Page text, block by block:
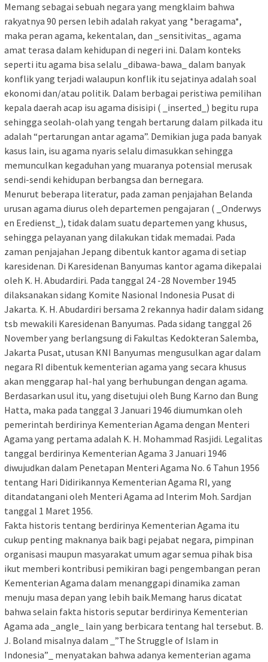
Memang sebagai sebuah negara yang mengklaim bahwa
rakyatnya 90 persen lebih adalah rakyat yang *beragama*,
maka peran agama, kekentalan, dan _sensitivitas_ agama
amat terasa dalam kehidupan di negeri ini. Dalam konteks
seperti itu agama bisa selalu _dibawa-bawa_ dalam banyak
konflik yang terjadi walaupun konflik itu sejatinya adalah soal
ekonomi dan/atau politik. Dalam berbagai peristiwa pemilihan
kepala daerah acap isu agama disisipi ( _inserted_) begitu rupa
sehingga seolah-olah yang tengah bertarung dalam pilkada itu
adalah “pertarungan antar agama”. Demikian juga pada banyak
kasus lain, isu agama nyaris selalu dimasukkan sehingga
memunculkan kegaduhan yang muaranya potensial merusak
sendi-sendi kehidupan berbangsa dan bernegara.
Menurut beberapa literatur, pada zaman penjajahan Belanda
urusan agama diurus oleh departemen pengajaran ( _Onderwys
en Eredienst_), tidak dalam suatu departemen yang khusus,
sehingga pelayanan yang dilakukan tidak memadai. Pada
zaman penjajahan Jepang dibentuk kantor agama di setiap
karesidenan. Di Karesidenan Banyumas kantor agama dikepalai
oleh K. H. Abudardiri. Pada tanggal 24 -28 November 1945
dilaksanakan sidang Komite Nasional Indonesia Pusat di
Jakarta. K. H. Abudardiri bersama 2 rekannya hadir dalam sidang
tsb mewakili Karesidenan Banyumas. Pada sidang tanggal 26
November yang berlangsung di Fakultas Kedokteran Salemba,
Jakarta Pusat, utusan KNI Banyumas mengusulkan agar dalam
negara RI dibentuk kementerian agama yang secara khusus
akan menggarap hal-hal yang berhubungan dengan agama.
Berdasarkan usul itu, yang disetujui oleh Bung Karno dan Bung
Hatta, maka pada tanggal 3 Januari 1946 diumumkan oleh
pemerintah berdirinya Kementerian Agama dengan Menteri
Agama yang pertama adalah K. H. Mohammad Rasjidi. Legalitas
tanggal berdirinya Kementerian Agama 3 Januari 1946
diwujudkan dalam Penetapan Menteri Agama No. 6 Tahun 1956
tentang Hari Didirikannya Kementerian Agama RI, yang
ditandatangani oleh Menteri Agama ad Interim Moh. Sardjan
tanggal 1 Maret 1956.
Fakta historis tentang berdirinya Kementerian Agama itu
cukup penting maknanya baik bagi pejabat negara, pimpinan
organisasi maupun masyarakat umum agar semua pihak bisa
ikut memberi kontribusi pemikiran bagi pengembangan peran
Kementerian Agama dalam menanggapi dinamika zaman
menuju masa depan yang lebih baik.Memang harus dicatat
bahwa selain fakta historis seputar berdirinya Kementerian
Agama ada _angle_ lain yang berbicara tentang hal tersebut. B.
J. Boland misalnya dalam _”The Struggle of Islam in
Indonesia”_ menyatakan bahwa adanya kementerian agama